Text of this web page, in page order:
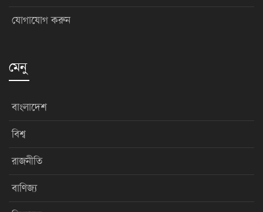
যোগাযোগ করুন
মেনু
বাংলাদেশ
বিশ্ব
রাজনীতি
বাণিজ্য